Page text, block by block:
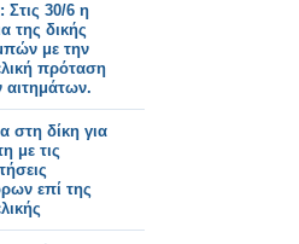
Στις 30/6 η
της δικής
με την
πρόταση
αιτημάτων.
στη δίκη για
με τις
επί της